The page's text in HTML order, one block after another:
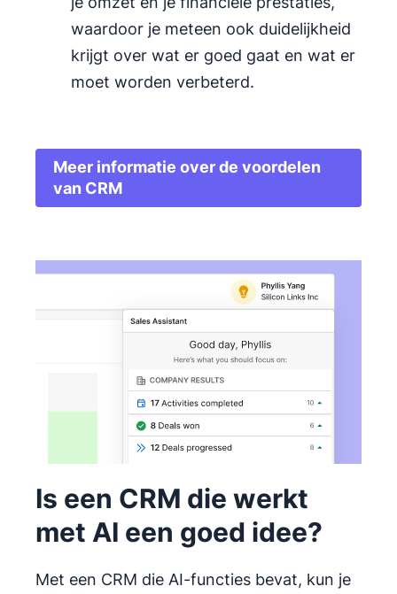
waardoor je meteen ook duidelijkheid
krijgt over wat er goed gaat en wat er
moet worden verbeterd.
Meer informatie over de voordelen
van CRM
Is een CRM die werkt
met AI een goed idee?
Met een CRM die AI-functies bevat, kun je